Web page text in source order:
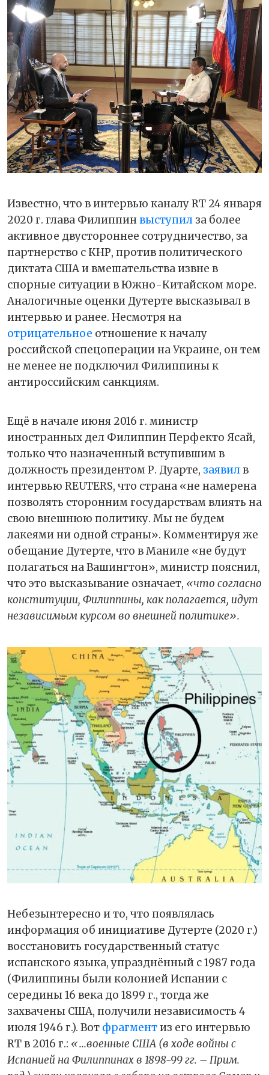
Известно, что в интервью каналу RT 24 января
2020 г. глава Филиппинвыступил за более
активное двустороннее сотрудничество, за
партнерство с КНР, против политического
диктата США и вмешательства извне в
спорные ситуации в Южно-Китайском море.
Аналогичные оценки Дутерте высказывал в
интервью и ранее. Несмотря на
отрицательное отношение к началу
российской спецоперации на Украине, он тем
не менее не подключил Филиппины к
антироссийским санкциям.
Ещё в начале июня 2016 г. министр
иностранных дел Филиппин Перфекто Ясай,
только что назначенный вступившим в
должность президентом Р. Дуарте, заявилв
интервью REUTERS, что страна «не намерена
позволять сторонним государствам влиять на
свою внешнюю политику. Мы не будем
лакеями ни одной страны». Комментируя же
обещание Дутерте, что в Маниле «не будут
полагаться на Вашингтон», министр пояснил,
что это высказывание означает, «что согласно
конституции, Филиппины, как полагается, идут
независимым курсом во внешней политике».
Небезынтересно и то, что появлялась
информация об инициативе Дутерте (2020 г.)
восстановить государственный статус
испанского языка, упразднённый с 1987 года
(Филиппины были колонией Испании с
середины 16 века до 1899 г., тогда же
захвачены США, получили независимость 4
июля 1946 г.). Вот фрагментиз его интервью
RT в 2016 г.: «...военные США (в ходе войны с
Испанией на Филиппинах в 1898-99 гг. – Прим.